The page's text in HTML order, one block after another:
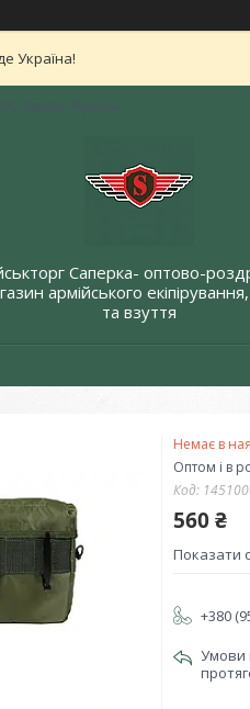
Україна!
Саперка- оптово-
армійського
та взуття
Немає в
Оптом і в
Код:
560 ₴
Показати
+380